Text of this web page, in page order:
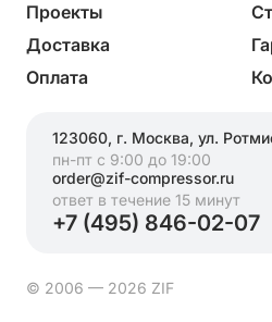
Проекты
Доставка
Оплата
123060, г. Москва, ул.
пн-пт с 9:00 до 19:00
order@zif-compressor.ru
ответ в течение 15 минут
+7 (495) 846-02-07
© 2006 — 2026 ZIF